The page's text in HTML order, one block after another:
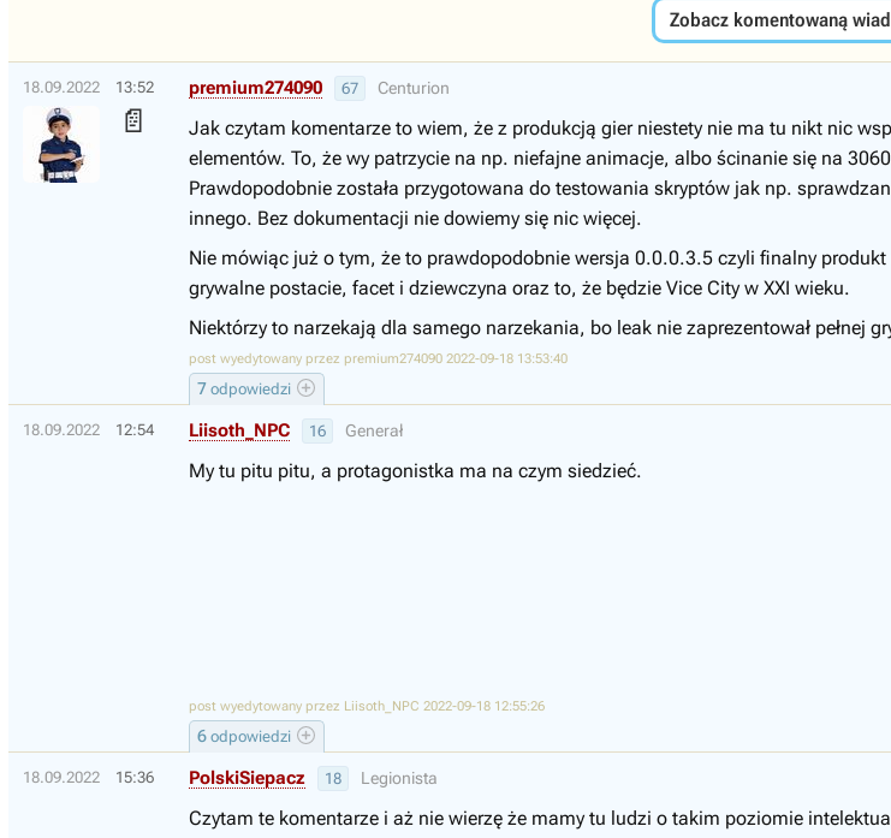
Zobacz komentowaną
18.09.2022 13:52
📄
7 odpowiedzi
premium274090 67 Centurion
Jak czytam komentarze to wiem, że z produkcją gier niestety nie ma tu nikt nic
elementów. To, że wy patrzycie na np. niefajne animacje, albo ścinanie się na
Prawdopodobnie została przygotowana do testowania skryptów jak np.
innego. Bez dokumentacji nie dowiemy się nic więcej.
Nie mówiąc już o tym, że to prawdopodobnie wersja 0.0.0.3.5 czyli finalny
grywalne postacie, facet i dziewczyna oraz to, że będzie Vice City w XXI wieku.
Niektórzy to narzekają dla samego narzekania, bo leak nie zaprezentował pełnej
post wyedytowany przez premium274090 2022-09-18 13:53:40
18.09.2022 12:54
6 odpowiedzi
Liisoth_NPC 16 Generał
My tu pitu pitu, a protagonistka ma na czym siedzieć.
post wyedytowany przez Liisoth_NPC 2022-09-18 12:55:26
18.09.2022 15:36 PolskiSiepacz 18 Legionista
Czytam te komentarze i aż nie wierzę że mamy tu ludzi o takim poziomie